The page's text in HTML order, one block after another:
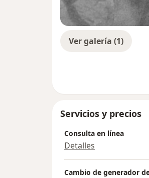
Ver galería (1)
Servicios y precios
Consulta en línea
Detalles
Cambio de generador